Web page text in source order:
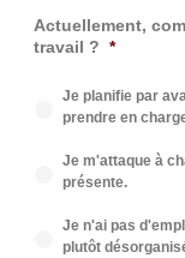
Actuellement,
travail ? *
Je planifie par
prendre en
Je m'attaque à
présente.
Je n'ai pas
plutôt